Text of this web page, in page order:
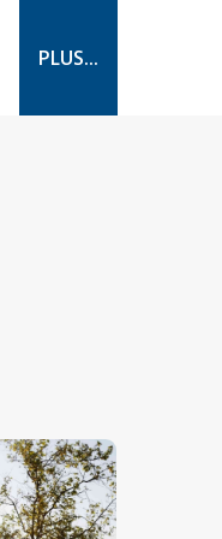
PLUS...